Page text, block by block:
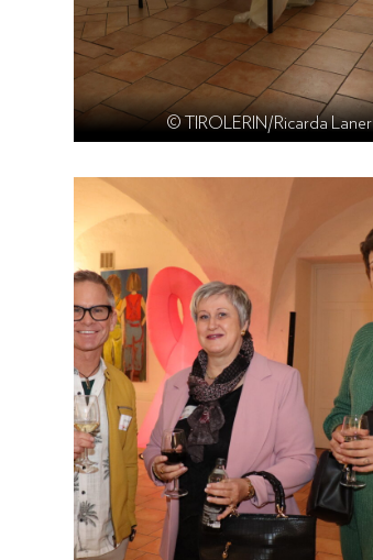
© TIROLERIN/Ricarda Laner